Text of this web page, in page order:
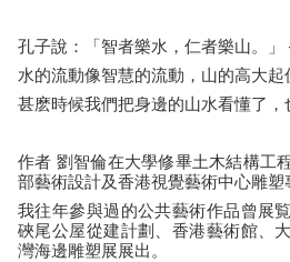
孔子說：「智者樂水，仁者樂山。」
水的流動像智慧的流動，山的高大起
甚麽時候我們把身邊的山水看懂了，
作者 劉智倫在大學修畢土木結構工
部藝術設計及香港視覺藝術中心雕塑
我往年參與過的公共藝術作品曾展
硤尾公屋從建計劃、香港藝術館、
灣海邊雕塑展展出。